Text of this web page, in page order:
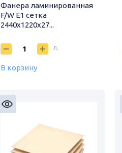
Фанера ламинированная
F/W E1 сетка
2440х1220х27...
л.
В корзину